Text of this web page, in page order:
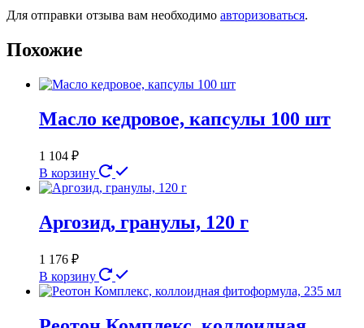
Для отправки отзыва вам необходимо авторизоваться.
Похожие
Масло кедровое, капсулы 100 шт
1 104 ₽
В корзину
Аргозид, гранулы, 120 г
1 176 ₽
В корзину